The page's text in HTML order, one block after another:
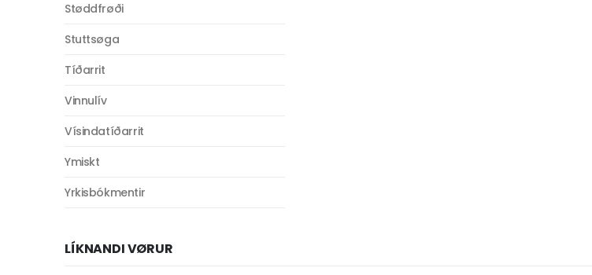
Støddfrøði
Stuttsøga
Tíðarrit
Vinnulív
Vísindatíðarrit
Ymiskt
Yrkisbókmentir
LÍKNANDI VØRUR